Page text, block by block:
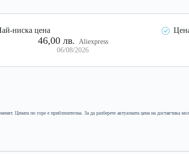
ниска цена
46,00 лв. Aliexpress
06/08/2026
Цената по горе е приблизителна. За да разберете актуалната цена на доставчика